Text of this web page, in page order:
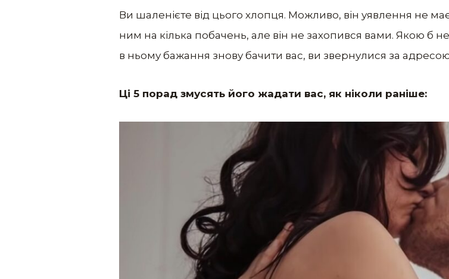
Ви шаленієте від цього хлопця. Можливо, він уявлення не
ним на кілька побачень, але він не захопився вами. Якою б
в ньому бажання знову бачити вас, ви звернулися за
Ці 5 порад змусять його жадати вас, як ніколи раніше: